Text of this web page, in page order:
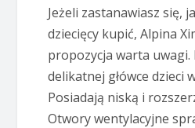
Jeżeli zastanawiasz się,
dziecięcy kupić, Alpina
propozycja warta uwagi.
delikatnej główce dzieci
Posiadają niską i
Otwory wentylacyjne